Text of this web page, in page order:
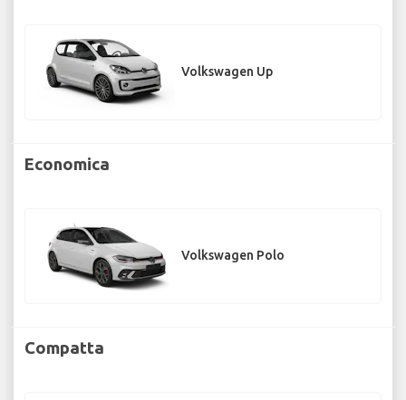
Volkswagen Up
Economica
Volkswagen Polo
Compatta